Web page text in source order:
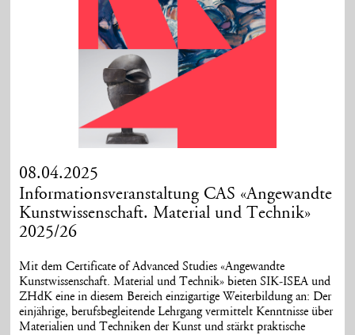
08.04.2025
Informationsveranstaltung CAS «Angewandte
Kunstwissenschaft. Material und Technik»
2025/26
Mit dem Certificate of Advanced Studies «Angewandte
Kunstwissenschaft. Material und Technik» bieten SIK-ISEA und
ZHdK eine in diesem Bereich einzigartige Weiterbildung an: Der
einjährige, berufsbegleitende Lehrgang vermittelt Kenntnisse über
Materialien und Techniken der Kunst und stärkt praktische